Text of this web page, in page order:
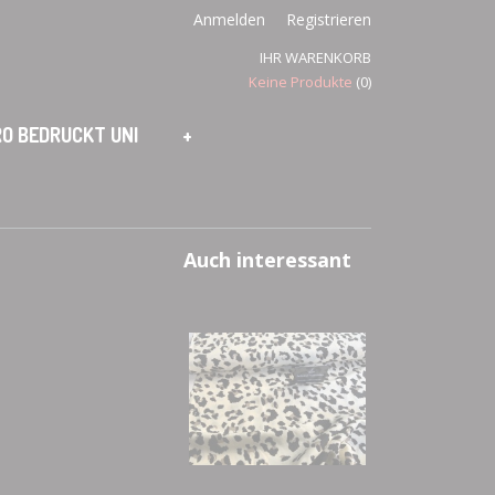
Anmelden Registrieren
IHR WARENKORB
Keine Produkte (0)
BEDRUCKT UNI +
Auch interessant